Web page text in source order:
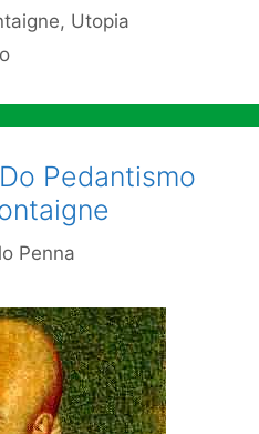
, Utopia
Pedantismo
Penna